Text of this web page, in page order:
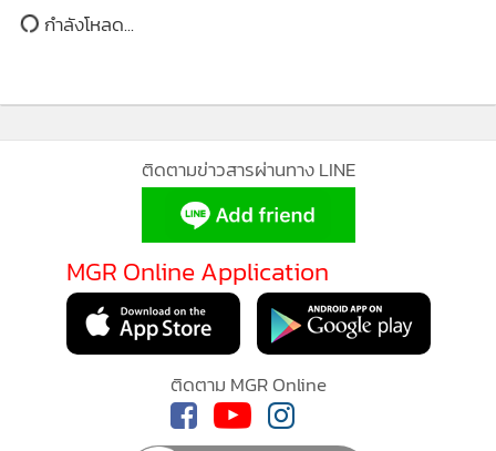
ติดตามข่าวสารผ่านทาง LINE
MGR Online Application